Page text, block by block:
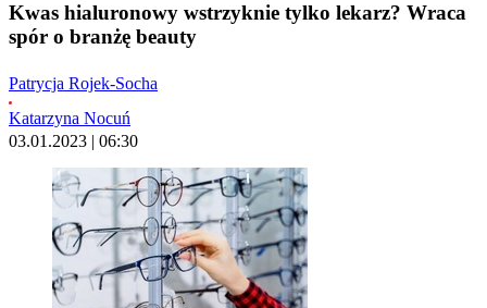
Kwas hialuronowy wstrzyknie tylko lekarz? Wraca
spór o branżę beauty
Patrycja Rojek-Socha
Katarzyna Nocuń
03.01.2023 | 06:30